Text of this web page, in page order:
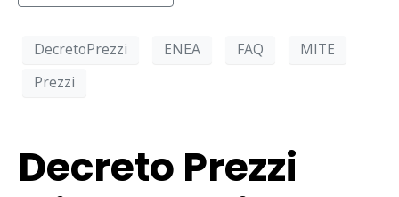
DecretoPrezzi ENEA FAQ
MITE
Prezzi
Decreto Prezzi